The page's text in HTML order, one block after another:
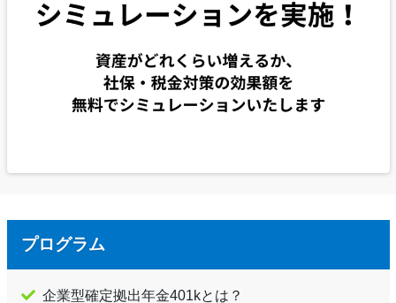
プログラム
企業型確定拠出年金401kとは？